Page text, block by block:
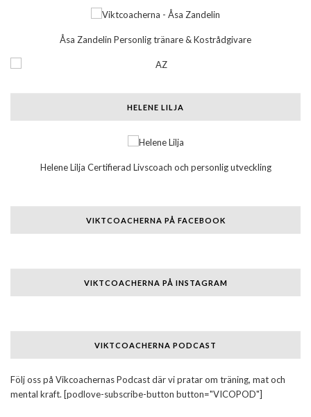
Åsa Zandelin Personlig tränare & Kostrådgivare
HELENE LILJA
Helene Lilja Certifierad Livscoach och personlig utveckling
VIKTCOACHERNA PÅ FACEBOOK
VIKTCOACHERNA PÅ INSTAGRAM
VIKTCOACHERNA PODCAST
Följ oss på Vikcoachernas Podcast där vi pratar om träning, mat och
mental kraft. [podlove-subscribe-button button="VICOPOD"]